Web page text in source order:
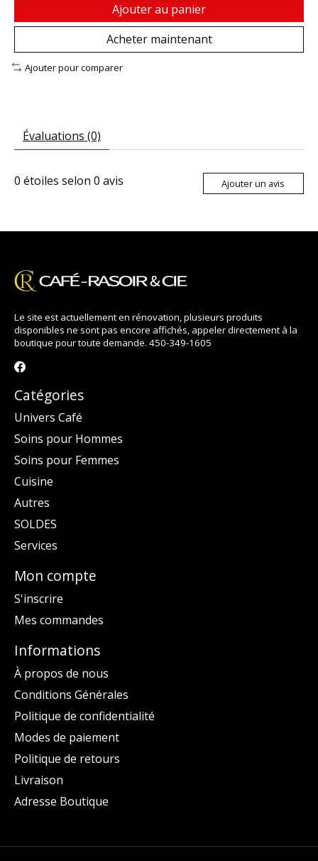
Ajouter au panier
Acheter maintenant
Ajouter pour comparer
Évaluations (0)
0 étoiles selon 0 avis Ajouter un avis
Le site est actuellement en rénovation, plusieurs produits
disponibles ne sont pas encore affichés, appeler directement à la
boutique pour toute demande. 450-349-1605
Catégories
Univers Café
Soins pour Hommes
Soins pour Femmes
Cuisine
Autres
SOLDES
Services
Mon compte
S'inscrire
Mes commandes
Informations
À propos de nous
Conditions Générales
Politique de confidentialité
Modes de paiement
Politique de retours
Livraison
Adresse Boutique